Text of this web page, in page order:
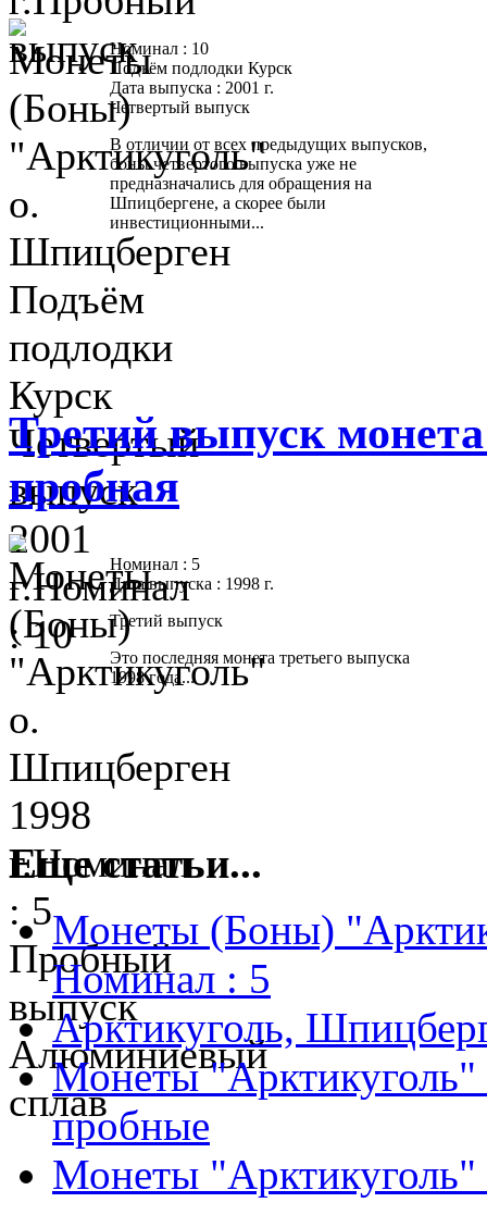
Номинал : 10
Подъём подлодки Курск
Дата выпуска : 2001 г.
Четвертый выпуск
В отличии от всех предыдущих выпусков,
боны четвертого выпуска уже не
предназначались для обращения на
Шпицбергене, а скорее были
инвестиционными...
Третий выпуск
пробная
Номинал : 5
Дата выпуска : 1998 г.
Третий выпуск
Это последняя монета третьего выпуска
1998 года...
Еще статьи...
Монеты (Боны)
Номинал : 5
Арктикуголь,
Монеты
пробные
Монеты